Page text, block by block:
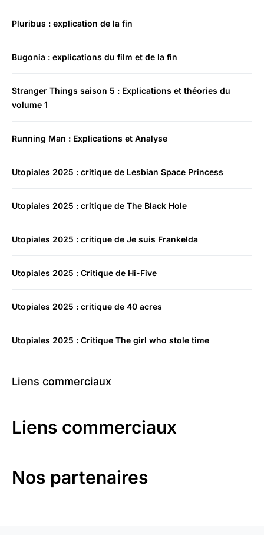
Pluribus : explication de la fin
Bugonia : explications du film et de la fin
Stranger Things saison 5 : Explications et théories du
volume 1
Running Man : Explications et Analyse
Utopiales 2025 : critique de Lesbian Space Princess
Utopiales 2025 : critique de The Black Hole
Utopiales 2025 : critique de Je suis Frankelda
Utopiales 2025 : Critique de Hi-Five
Utopiales 2025 : critique de 40 acres
Utopiales 2025 : Critique The girl who stole time
Liens commerciaux
Liens commerciaux
Nos partenaires